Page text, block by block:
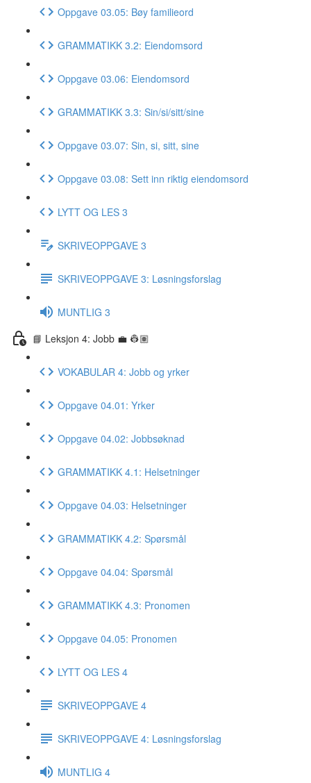
Oppgave 03.05: Bøy familieord
GRAMMATIKK 3.2: Eiendomsord
Oppgave 03.06: Eiendomsord
GRAMMATIKK 3.3: Sin/si/sitt/sine
Oppgave 03.07: Sin, si, sitt, sine
Oppgave 03.08: Sett inn riktig eiendomsord
LYTT OG LES 3
SKRIVEOPPGAVE 3
SKRIVEOPPGAVE 3: Løsningsforslag
MUNTLIG 3
📘 Leksjon 4: Jobb 💼 👷🏽
VOKABULAR 4: Jobb og yrker
Oppgave 04.01: Yrker
Oppgave 04.02: Jobbsøknad
GRAMMATIKK 4.1: Helsetninger
Oppgave 04.03: Helsetninger
GRAMMATIKK 4.2: Spørsmål
Oppgave 04.04: Spørsmål
GRAMMATIKK 4.3: Pronomen
Oppgave 04.05: Pronomen
LYTT OG LES 4
SKRIVEOPPGAVE 4
SKRIVEOPPGAVE 4: Løsningsforslag
MUNTLIG 4